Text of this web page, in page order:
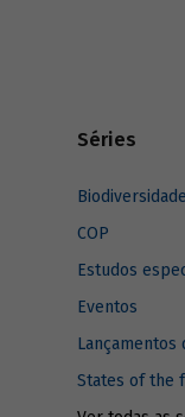
relação é
o que
em que maiores
de coeficiente
Séries
Biodiversidade
COP
Estudos
Eventos
Lançamentos
States of the